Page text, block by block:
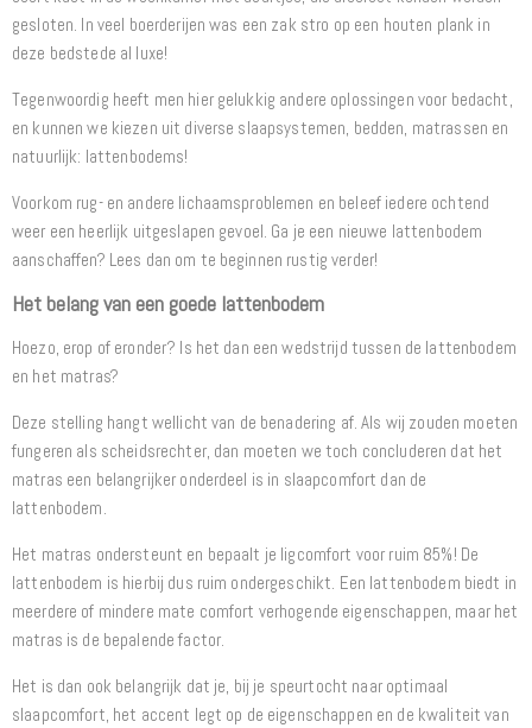
gesloten. In veel boerderijen was een zak stro op een houten plank in
deze bedstede al luxe!
Tegenwoordig heeft men hier gelukkig andere oplossingen voor bedacht,
en kunnen we kiezen uit diverse slaapsystemen, bedden, matrassen en
natuurlijk: lattenbodems!
Voorkom rug- en andere lichaamsproblemen en beleef iedere ochtend
weer een heerlijk uitgeslapen gevoel. Ga je een nieuwe lattenbodem
aanschaffen? Lees dan om te beginnen rustig verder!
Het belang van een goede lattenbodem
Hoezo, erop of eronder? Is het dan een wedstrijd tussen de lattenbodem
en het matras?
Deze stelling hangt wellicht van de benadering af. Als wij zouden moeten
fungeren als scheidsrechter, dan moeten we toch concluderen dat het
matras een belangrijker onderdeel is in slaapcomfort dan de
lattenbodem.
Het matras ondersteunt en bepaalt je ligcomfort voor ruim 85%! De
lattenbodem is hierbij dus ruim ondergeschikt. Een lattenbodem biedt in
meerdere of mindere mate comfort verhogende eigenschappen, maar het
matras is de bepalende factor.
Het is dan ook belangrijk dat je, bij je speurtocht naar optimaal
slaapcomfort, het accent legt op de eigenschappen en de kwaliteit van